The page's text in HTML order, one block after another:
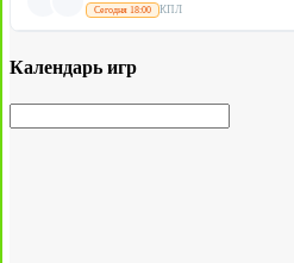
Сегодня 18:00 КПЛ
Календарь игр